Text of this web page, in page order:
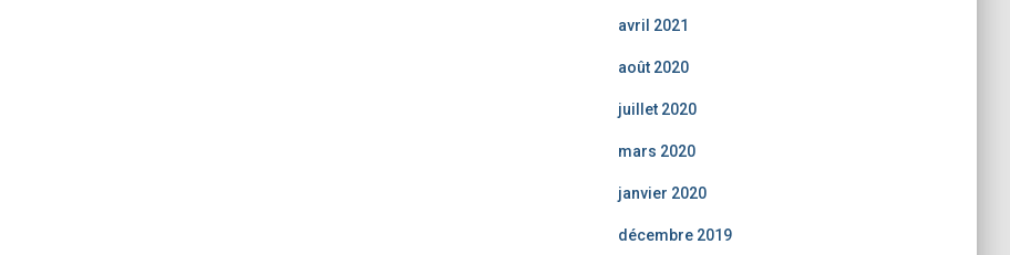
avril 2021
août 2020
juillet 2020
mars 2020
janvier 2020
décembre 2019